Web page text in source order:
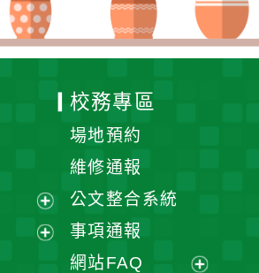
展
開
校務專區
場地預約
維修通報
公文整合系統
事項通報
網站FAQ